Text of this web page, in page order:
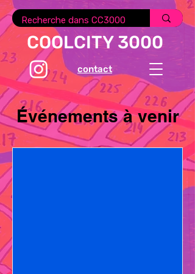
COOLCITY 3000
contact
Événements à venir